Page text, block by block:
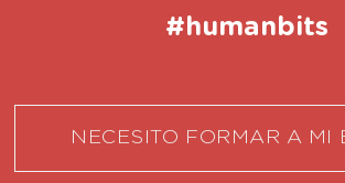
#humanbits
NECESITO FORMAR A MI